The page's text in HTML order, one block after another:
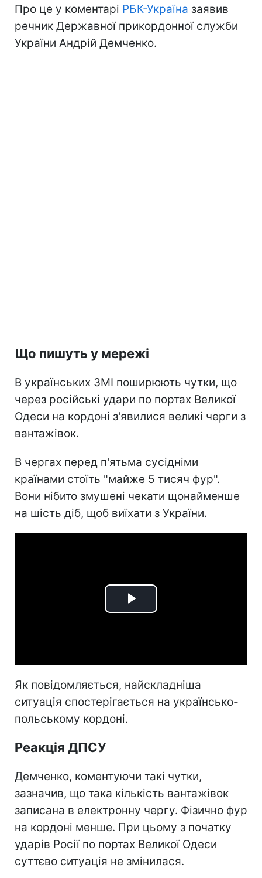
Про це у коментарі РБК-Україна заявив
речник Державної прикордонної служби
України Андрій Демченко.
Що пишуть у мережі
В українських ЗМІ поширюють чутки, що
через російські удари по портах Великої
Одеси на кордоні з'явилися великі черги з
вантажівок.
В чергах перед п'ятьма сусідніми
країнами стоїть "майже 5 тисяч фур".
Вони нібито змушені чекати щонайменше
на шість діб, щоб виїхати з України.
Play
Як повідомляється, найскладніша
ситуація спостерігається на українсько-
польському кордоні.
Реакція ДПСУ
Демченко, коментуючи такі чутки,
зазначив, що така кількість вантажівок
записана в електронну чергу. Фізично фур
на кордоні менше. При цьому з початку
ударів Росії по портах Великої Одеси
суттєво ситуація не змінилася.